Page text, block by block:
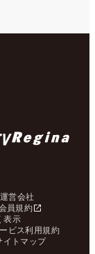
運営会社
員規約
表示
ビス利用規約
イトマップ